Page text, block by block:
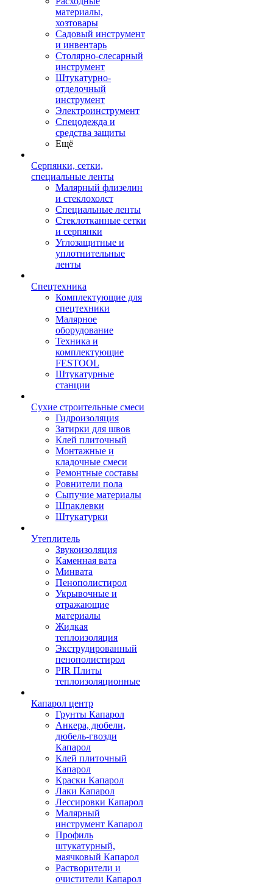
материалы,
хозтовары
Садовый инструмент
и инвентарь
Столярно-слесарный
инструмент
Штукатурно-
отделочный
инструмент
Электроинструмент
Спецодежда и
средства защиты
Ещё
Серпянки, сетки,
специальные ленты
Малярный флизелин
и стеклохолст
Специальные ленты
Стеклотканные сетки
и серпянки
Углозащитные и
уплотнительные
ленты
Спецтехника
Комплектующие для
спецтехники
Малярное
оборудование
Техника и
комплектующие
FESTOOL
Штукатурные
станции
Сухие строительные смеси
Гидроизоляция
Затирки для швов
Клей плиточный
Монтажные и
кладочные смеси
Ремонтные составы
Ровнители пола
Сыпучие материалы
Шпаклевки
Штукатурки
Утеплитель
Звукоизоляция
Каменная вата
Минвата
Пенополистирол
Укрывочные и
отражающие
материалы
Жидкая
теплоизоляция
Экструдированный
пенополистирол
PIR Плиты
теплоизоляционные
Капарол центр
Грунты Капарол
Анкера, дюбели,
дюбель-гвозди
Капарол
Клей плиточный
Капарол
Краски Капарол
Лаки Капарол
Лессировки Капарол
Малярный
инструмент Капарол
Профиль
штукатурный,
маячковый Капарол
Растворители и
очистители Капарол